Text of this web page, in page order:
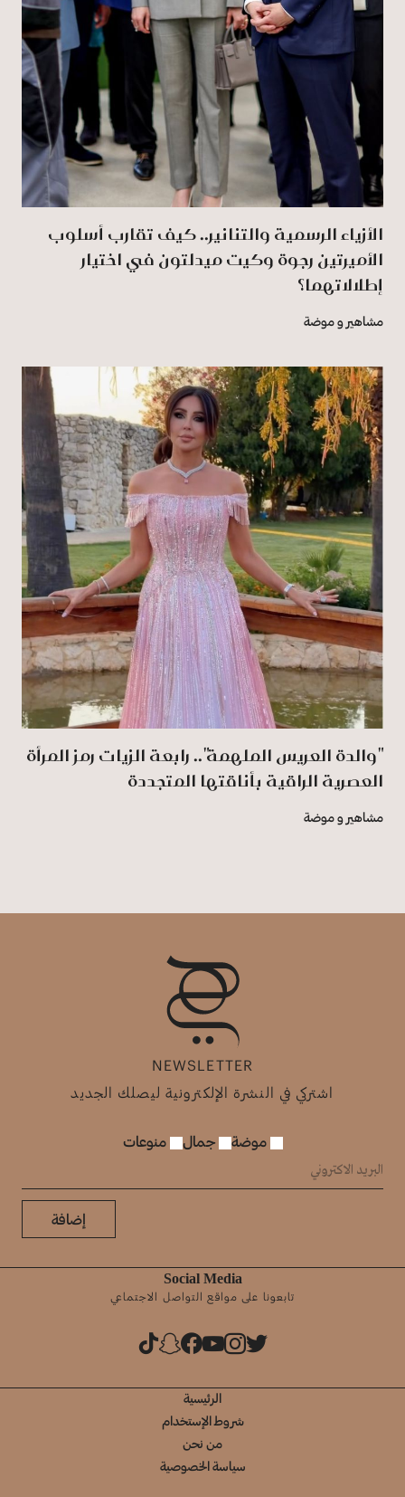
الأزياء الرسمية والتنانير.. كيف تقارب أسلوب
الأميرتين رجوة وكيت ميدلتون في اختيار
إطلالاتهما؟
مشاهير و موضة
"والدة العريس الملهمة".. رابعة الزيات رمز المرأة
العصرية الراقية بأناقتها المتجددة
مشاهير و موضة
NEWSLETTER
اشتركي في النشرة الإلكترونية ليصلك الجديد
موضة جمال منوعات
إضافة
Social Media
تابعونا على مواقع التواصل الاجتماعي
الرئيسية
شروط الإستخدام
من نحن
سياسة الخصوصية